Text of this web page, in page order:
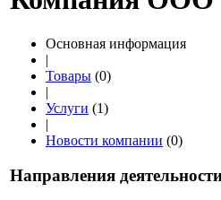
Основная информация
|
Товары (0)
|
Услуги (1)
|
Новости компании (0)
Направления